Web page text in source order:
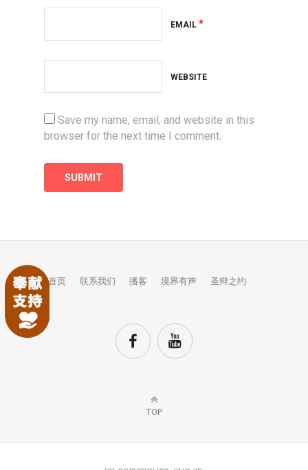
EMAIL *
WEBSITE
Save my name, email, and website in this
browser for the next time I comment.
首页 联系我们 播客 境界有声 圣辩之约
TOP